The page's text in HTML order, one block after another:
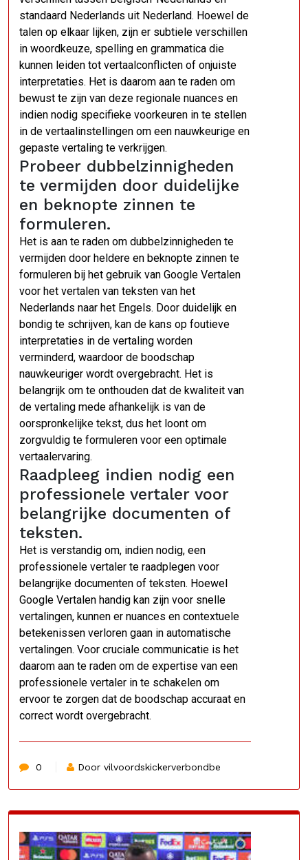
standaard Nederlands uit Nederland. Hoewel de
talen op elkaar lijken, zijn er subtiele verschillen
in woordkeuze, spelling en grammatica die
kunnen leiden tot vertaalconflicten of onjuiste
interpretaties. Het is daarom aan te raden om
bewust te zijn van deze regionale nuances en
indien nodig specifieke voorkeuren in te stellen
in de vertaalinstellingen om een nauwkeurige en
gepaste vertaling te verkrijgen.
Probeer dubbelzinnigheden
te vermijden door duidelijke
en beknopte zinnen te
formuleren.
Het is aan te raden om dubbelzinnigheden te
vermijden door heldere en beknopte zinnen te
formuleren bij het gebruik van Google Vertalen
voor het vertalen van teksten van het
Nederlands naar het Engels. Door duidelijk en
bondig te schrijven, kan de kans op foutieve
interpretaties in de vertaling worden
verminderd, waardoor de boodschap
nauwkeuriger wordt overgebracht. Het is
belangrijk om te onthouden dat de kwaliteit van
de vertaling mede afhankelijk is van de
oorspronkelijke tekst, dus het loont om
zorgvuldig te formuleren voor een optimale
vertaalervaring.
Raadpleeg indien nodig een
professionele vertaler voor
belangrijke documenten of
teksten.
Het is verstandig om, indien nodig, een
professionele vertaler te raadplegen voor
belangrijke documenten of teksten. Hoewel
Google Vertalen handig kan zijn voor snelle
vertalingen, kunnen er nuances en contextuele
betekenissen verloren gaan in automatische
vertalingen. Voor cruciale communicatie is het
daarom aan te raden om de expertise van een
professionele vertaler in te schakelen om
ervoor te zorgen dat de boodschap accuraat en
correct wordt overgebracht.
0 Door vilvoordskickerverbondbe